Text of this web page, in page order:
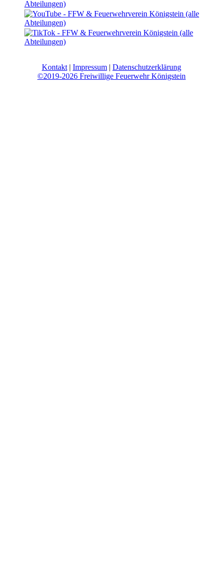
Kontakt | Impressum | Datenschutzerklärung
©2019-2026 Freiwillige Feuerwehr Königstein